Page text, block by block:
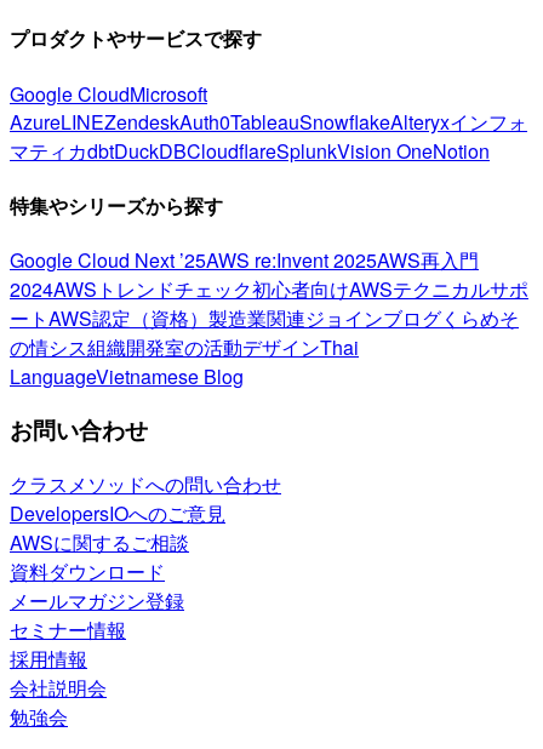
プロダクトやサービスで探す
Google CloudMicrosoft
AzureLINEZendeskAuth0TableauSnowflakeAlteryxインフォ
マティカdbtDuckDBCloudflareSplunkVision OneNotion
特集やシリーズから探す
Google Cloud Next ’25AWS re:Invent 2025AWS再入門
2024AWSトレンドチェック初心者向けAWSテクニカルサポ
ートAWS認定（資格） 製造業関連ジョインブログくらめそ
の情シス組織開発室の活動デザインThai
LanguageVietnamese Blog
お問い合わせ
クラスメソッドへの問い合わせ
DevelopersIOへのご意見
AWSに関するご相談
資料ダウンロード
メールマガジン登録
セミナー情報
採用情報
会社説明会
勉強会